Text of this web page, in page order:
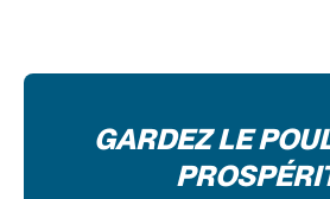
GARDEZ LE